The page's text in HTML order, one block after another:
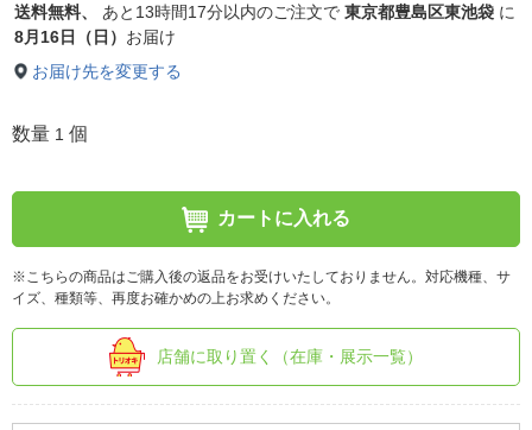
送料無料、 あと 13時間17分以内のご注文で 東京都豊島区東池袋 に
8月16日（日） お届け
お届け先を変更する
数量 1 個
カートに入れる
※こちらの商品はご購入後の返品をお受けいたしておりません。対応機種、サ
イズ、種類等、再度お確かめの上お求めください。
店舗に取り置く（在庫・展示一覧）